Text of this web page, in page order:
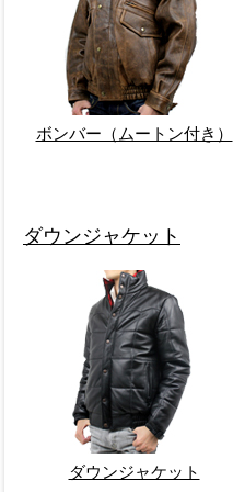
ボンバー（ムートン付き）
ダウンジャケット
ダウンジャケット